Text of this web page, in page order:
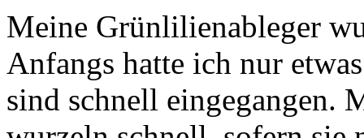
Meine Grünlilienableger
Anfangs hatte ich nur
sind schnell eingegangen.